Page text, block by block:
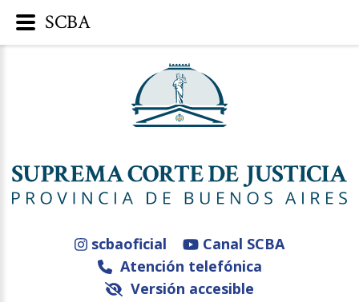
scbaoficial
Canal SCBA
Atención telefónica
Versión accesible
SCBA